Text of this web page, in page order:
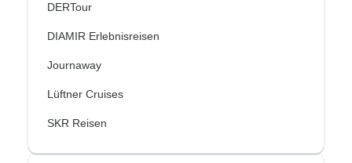
DERTour
DIAMIR Erlebnisreisen
Journaway
Lüftner Cruises
SKR Reisen